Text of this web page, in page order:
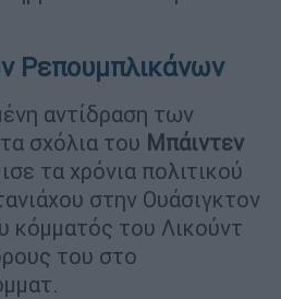
Ρεπουμπλικάνων
αντίδραση των
σχόλια του Μπάιντεν
τα χρόνια πολιτικού
στην Ουάσιγκτον
κόμματός του Λικούντ
του στο